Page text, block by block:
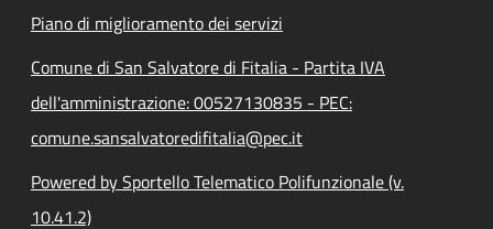
Piano di miglioramento dei servizi
Comune di San Salvatore di Fitalia - Partita IVA
dell'amministrazione: 00527130835 - PEC:
comune.sansalvatoredifitalia@pec.it
Powered by Sportello Telematico Polifunzionale (v.
10.41.2)